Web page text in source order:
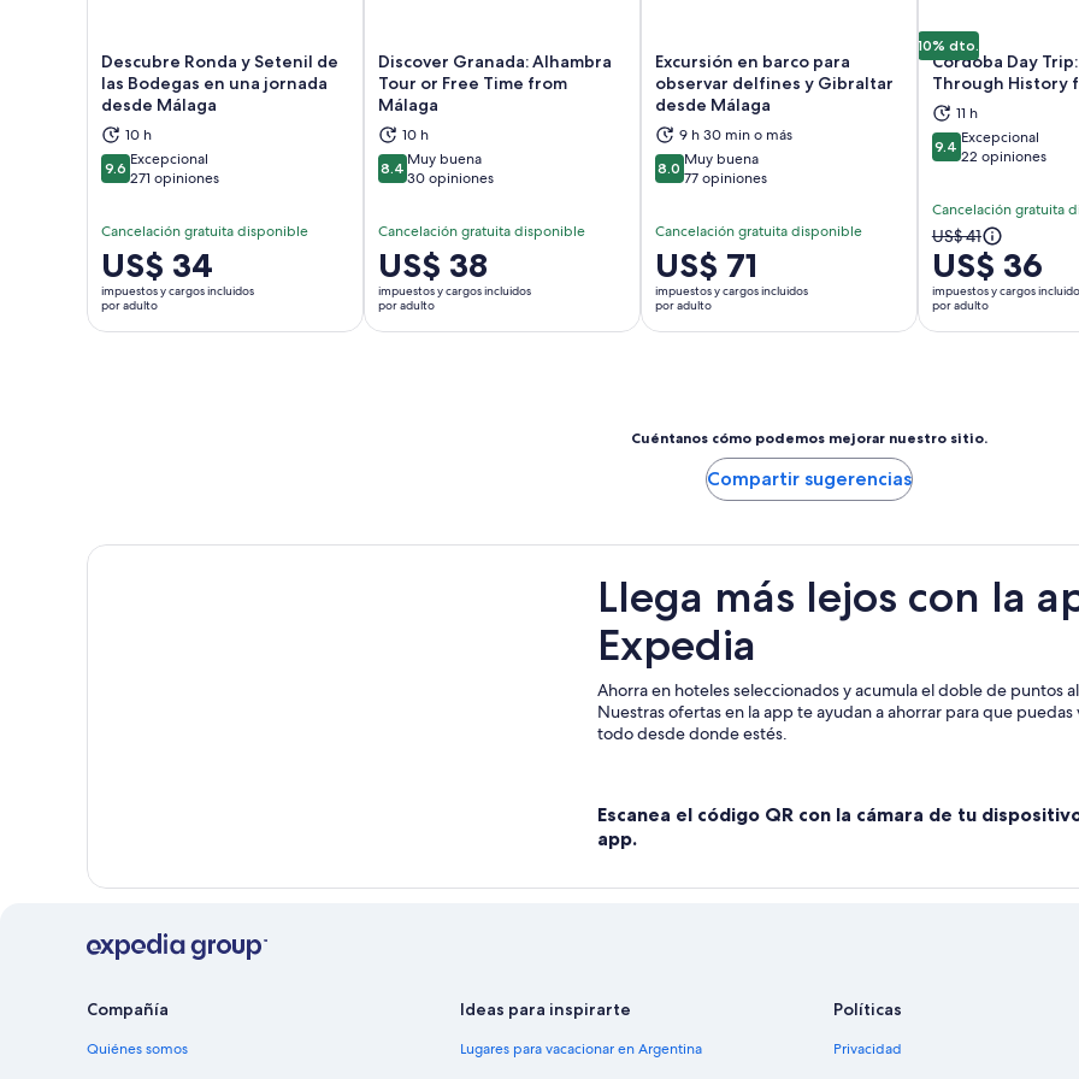
Descubre Ronda y Setenil de
las Bodegas en una jornada
desde Málaga
10 h
9.69.6 de 10
Excepcional
271 opiniones
Cancelación gratuita disponible
El
precio
es
de
US$ 34
impuestos y cargos incluidos
por adulto
Se abrirá en una nueva pestaña
Discover Granada: Alhambra
Tour or Free Time from
Málaga
10 h
8.48.4 de 10
Muy buena
30 opiniones
Cancelación gratuita disponible
El
precio
es
de
US$ 38
impuestos y cargos incluidos
por adulto
Se abrirá en una nueva pestaña
Excursión en barco para
observar delfines y Gibraltar
desde Málaga
9 h 30 min o más
8.08.0 de 10
Muy buena
77 opiniones
Cancelación gratuita disponible
El
precio
es
de
US$ 71
impuestos y cargos incluidos
por adulto
Se abrirá en una nueva pestaña
10% dto.
Córdoba Day
Through History
11 h
9.49.4 de 10
Excepcional
22 opiniones
Cancelación gratuita
El
precio
anterior
era
US$ 41
es
US$ 41
US$ 36
impuestos y cargos
por adulto
Cuéntanos cómo podemos mejorar nuestro sitio.
Compartir sugerencias
Llega más lejos con la
Expedia
Ahorra en hoteles seleccionados y acumula el doble de puntos
Nuestras ofertas en la app te ayudan a ahorrar para que puedas
todo desde donde estés.
Escanea el código QR con la cámara de tu
app.
Compañía
Quiénes somos
Ideas para inspirarte
Lugares para vacacionar en Argentina
Políticas
Privacidad